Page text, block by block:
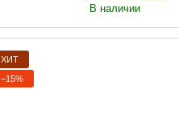
В наличии
ХИТ
−15%